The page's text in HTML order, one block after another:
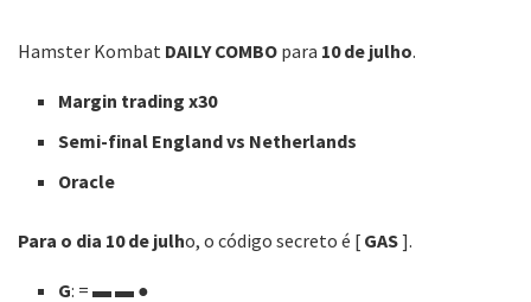
Hamster Kombat DAILY COMBO para 10 de julho.
Margin trading x30
Semi-final England vs Netherlands
Oracle
Para o dia 10 de julho, o código secreto é [ GAS].
G: =▬▬ ●